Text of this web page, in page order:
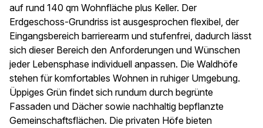
auf rund 140 qm Wohnfläche plus Keller. Der
Erdgeschoss-Grundriss ist ausgesprochen flexibel, der
Eingangsbereich barrierearm und stufenfrei, dadurch lässt
sich dieser Bereich den Anforderungen und Wünschen
jeder Lebensphase individuell anpassen. Die Waldhöfe
stehen für komfortables Wohnen in ruhiger Umgebung.
Üppiges Grün findet sich rundum durch begrünte
Fassaden und Dächer sowie nachhaltig bepflanzte
Gemeinschaftsflächen. Die privaten Höfe bieten